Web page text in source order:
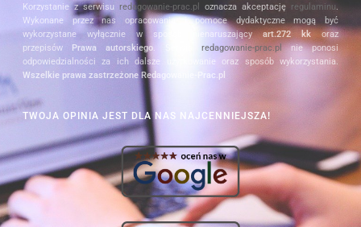
Korzystanie z serwisu redagowanie-prac.pl oznacza akceptację regulaminu.
Wykonane przez nas opracowania i pomoce dydaktyczne mogą być
wykorzystane wyłącznie w sposób nienaruszającyart.272 kkoraz
przepisów Prawa autorskiego. Serwis redagowanie-prac.pl nie ponosi
odpowiedzialności za ich dalsze użytkowanie oraz sposób wykorzystania.
Wszelkie prawa zastrzeżone Redagowanie-Prac.pl
TWOJA OPINIA JEST DLA NAS NAJCENNIEJSZA!